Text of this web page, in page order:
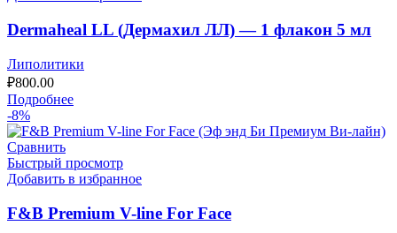
Dermaheal LL (Дермахил ЛЛ) — 1 флакон 5 мл
Липолитики
₽800.00
Подробнее
-8%
Сравнить
Быстрый просмотр
Добавить в избранное
F&B Premium V-line For Face